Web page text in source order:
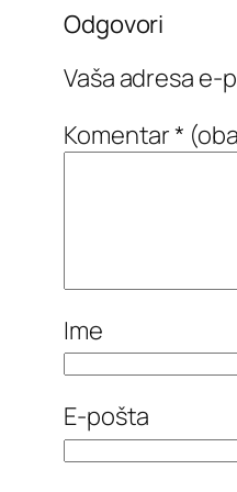
Odgovori
Vaša adresa e-
Komentar*
Ime
E-pošta